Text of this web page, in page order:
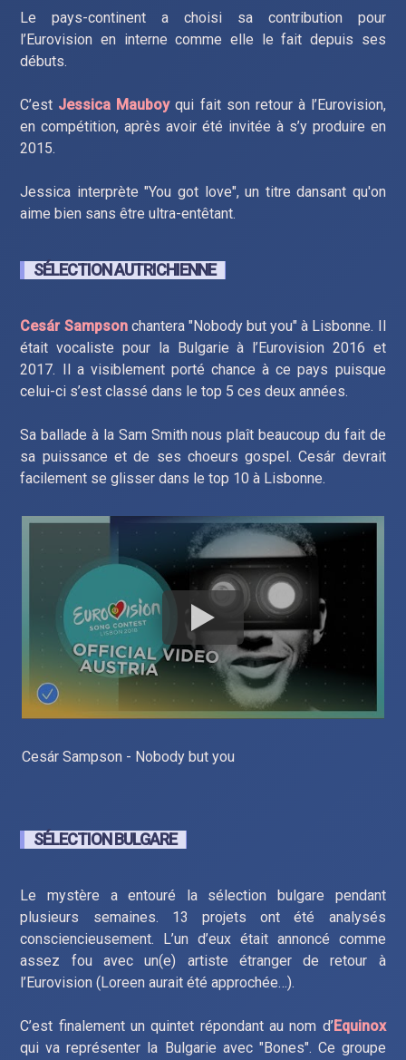
Le pays-continent a choisi sa contribution pour
l’Eurovision en interne comme elle le fait depuis ses
débuts.
C’est Jessica Mauboyqui fait son retour à l’Eurovision,
en compétition, après avoir été invitée à s’y produire en
2015.
Jessica interprète "You got love", un titre dansant qu'on
aime bien sans être ultra-entêtant.
SÉLECTION AUTRICHIENNE
Cesár Sampsonchantera "Nobody but you" à Lisbonne. Il
était vocaliste pour la Bulgarie à l’Eurovision 2016 et
2017. Il a visiblement porté chance à ce pays puisque
celui-ci s’est classé dans le top 5 ces deux années.
Sa ballade à la Sam Smith nous plaît beaucoup du fait de
sa puissance et de ses choeurs gospel. Cesár devrait
facilement se glisser dans le top 10 à Lisbonne.
Cesár Sampson - Nobody but you
SÉLECTION BULGARE
Le mystère a entouré la sélection bulgare pendant
plusieurs semaines. 13 projets ont été analysés
consciencieusement. L’un d’eux était annoncé comme
assez fou avec un(e) artiste étranger de retour à
l’Eurovision (Loreen aurait été approchée…).
C’est finalement un quintet répondant au nom d’Equinox
qui va représenter la Bulgarie avec "Bones". Ce groupe